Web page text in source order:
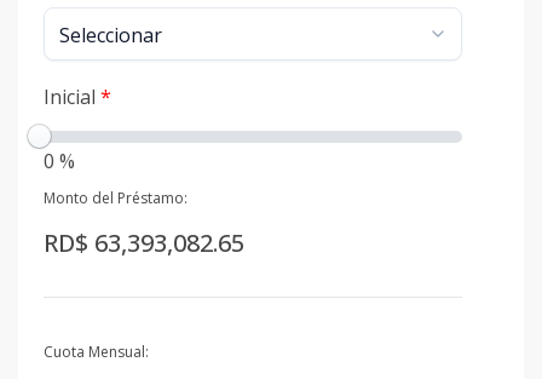
Inicial *
0 %
Monto del Préstamo:
RD$ 63,393,082.65
Cuota Mensual: